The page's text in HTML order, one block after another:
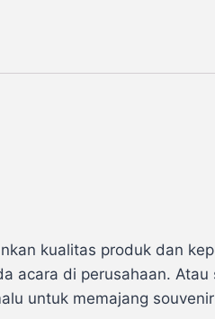
kualitas produk dan
acara di perusahaan.
untuk memajang